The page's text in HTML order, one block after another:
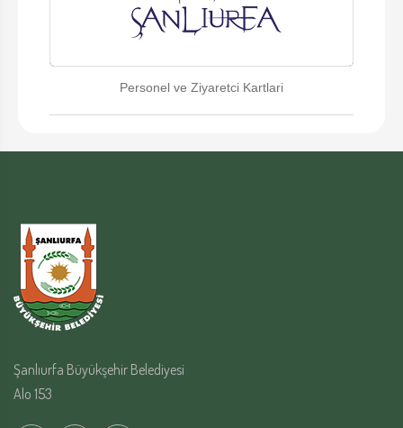
Personel ve Ziyaretci Kartlari
Şanlıurfa Büyükşehir Belediyesi
Alo 153